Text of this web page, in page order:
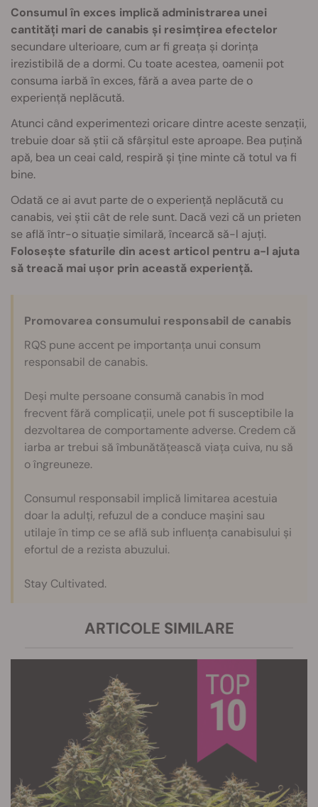
Consumul în exces implică administrarea unei
cantități mari de canabis și resimțirea efectelor
secundare ulterioare, cum ar fi greața și dorința
irezistibilă de a dormi. Cu toate acestea, oamenii pot
consuma iarbă în exces, fără a avea parte de o
experiență neplăcută.
Atunci când experimentezi oricare dintre aceste senzații,
trebuie doar să știi că sfârșitul este aproape. Bea puțină
apă, bea un ceai cald, respiră și ține minte că totul va fi
bine.
Odată ce ai avut parte de o experiență neplăcută cu
canabis, vei știi cât de rele sunt. Dacă vezi că un prieten
se află într-o situație similară, încearcă să-l ajuți.
Folosește sfaturile din acest articol pentru a-l ajuta
să treacă mai ușor prin această experiență.
Promovarea consumului responsabil de canabis
RQS pune accent pe importanța unui consum
responsabil de canabis.
Deși multe persoane consumă canabis în mod
frecvent fără complicații, unele pot fi susceptibile la
dezvoltarea de comportamente adverse. Credem că
iarba ar trebui să îmbunătățească viața cuiva, nu să
o îngreuneze.
Consumul responsabil implică limitarea acestuia
doar la adulți, refuzul de a conduce mașini sau
utilaje în timp ce se află sub influența canabisului și
efortul de a rezista abuzului.
Stay Cultivated.
ARTICOLE SIMILARE